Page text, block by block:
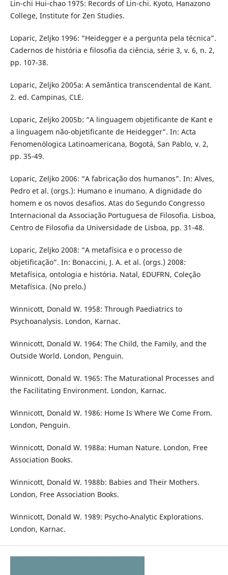
Lin-chi Hui-chao 1975: Records of Lin-chi. Kyoto, Hanazono
College, Institute for Zen Studies.
Loparic, Zeljko 1996: “Heidegger e a pergunta pela técnica”.
Cadernos de história e filosofia da ciência, série 3, v. 6, n. 2,
pp. 107-38.
Loparic, Zeljko 2005a: A semântica transcendental de Kant.
2. ed. Campinas, CLE.
Loparic, Zeljko 2005b: “A linguagem objetificante de Kant e
a linguagem não-objetificante de Heidegger”. In: Acta
Fenomenólogica Latinoamericana, Bogotá, San Pablo, v. 2,
pp. 35-49.
Loparic, Zeljko 2006: “A fabricação dos humanos”. In: Alves,
Pedro et al. (orgs.): Humano e inumano. A dignidade do
homem e os novos desafios. Atas do Segundo Congresso
Internacional da Associação Portuguesa de Filosofia. Lisboa,
Centro de Filosofia da Universidade de Lisboa, pp. 31-48.
Loparic, Zeljko 2008: “A metafísica e o processo de
objetificação”. In: Bonaccini, J. A. et al. (orgs.) 2008:
Metafísica, ontologia e história. Natal, EDUFRN, Coleção
Metafísica. (No prelo.)
Winnicott, Donald W. 1958: Through Paediatrics to
Psychoanalysis. London, Karnac.
Winnicott, Donald W. 1964: The Child, the Family, and the
Outside World. London, Penguin.
Winnicott, Donald W. 1965: The Maturational Processes and
the Facilitating Environment. London, Karnac.
Winnicott, Donald W. 1986: Home Is Where We Come From.
London, Penguin.
Winnicott, Donald W. 1988a: Human Nature. London, Free
Association Books.
Winnicott, Donald W. 1988b: Babies and Their Mothers.
London, Free Association Books.
Winnicott, Donald W. 1989: Psycho-Analytic Explorations.
London, Karnac.